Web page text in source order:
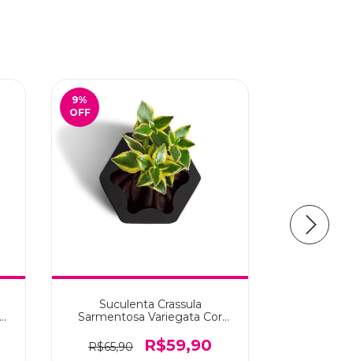
9%
OFF
Suculenta Crassula
Sarmentosa Variegata Cor
R$65,90
R$59,90